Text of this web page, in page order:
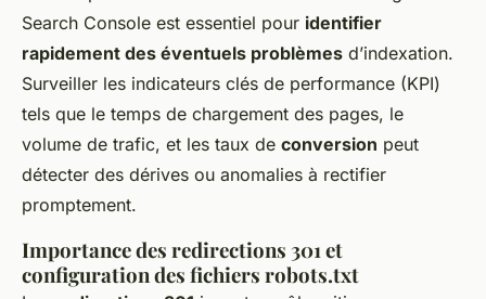
Search Console est essentiel pour identifier
rapidement des éventuels problèmes d’indexation.
Surveiller les indicateurs clés de performance (KPI)
tels que le temps de chargement des pages, le
volume de trafic, et les taux de conversion peut
détecter des dérives ou anomalies à rectifier
promptement.
Importance des redirections 301 et
configuration des fichiers robots.txt